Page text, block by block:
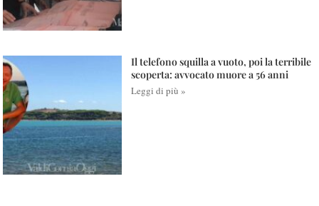
Il telefono squilla a vuoto, poi la terribile
scoperta: avvocato muore a 56 anni
Leggi di più »